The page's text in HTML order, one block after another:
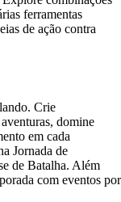
ferramentas
de ação contra
Crie
domine
em cada
Jornada de
de Batalha. Além
com eventos por